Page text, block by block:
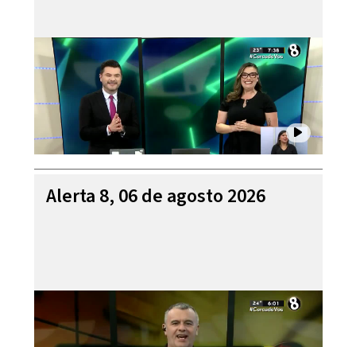
Alerta 8, 06 de agosto 2026